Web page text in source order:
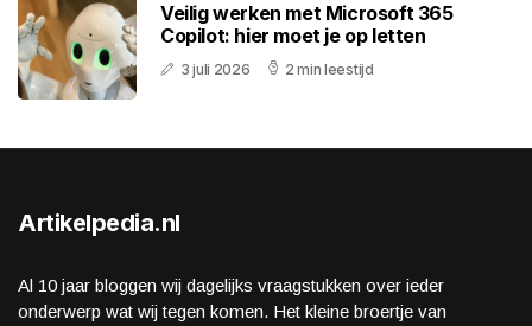
Veilig werken met Microsoft 365
Copilot: hier moet je op letten
3 juli 2026 2 min leestijd
Artikelpedia.nl
Al 10 jaar bloggen wij dagelijks vraagstukken over ieder
onderwerp wat wij tegen komen. Het kleine broertje van